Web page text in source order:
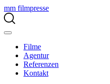
mm filmpresse
Filme
Agentur
Referenzen
Kontakt